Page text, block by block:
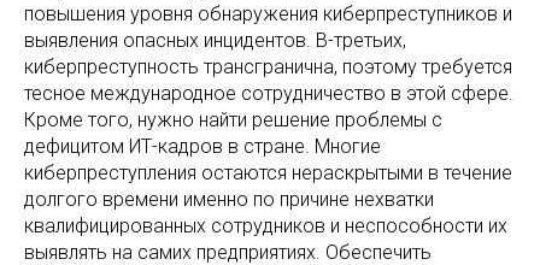
повышения уровня обнаружения киберпреступников и
выявления опасных инцидентов. В-третьих,
киберпреступность трансгранична, поэтому требуется
тесное международное сотрудничество в этой сфере.
Кроме того, нужно найти решение проблемы с
дефицитом ИТ-кадров в стране. Многие
киберпреступления остаются нераскрытыми в течение
долгого времени именно по причине нехватки
квалифицированных сотрудников и неспособности их
выявлять на самих предприятиях. Обеспечить